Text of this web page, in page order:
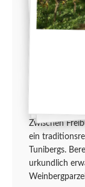
Zwischen
ein
Tunibergs.
urkundlich